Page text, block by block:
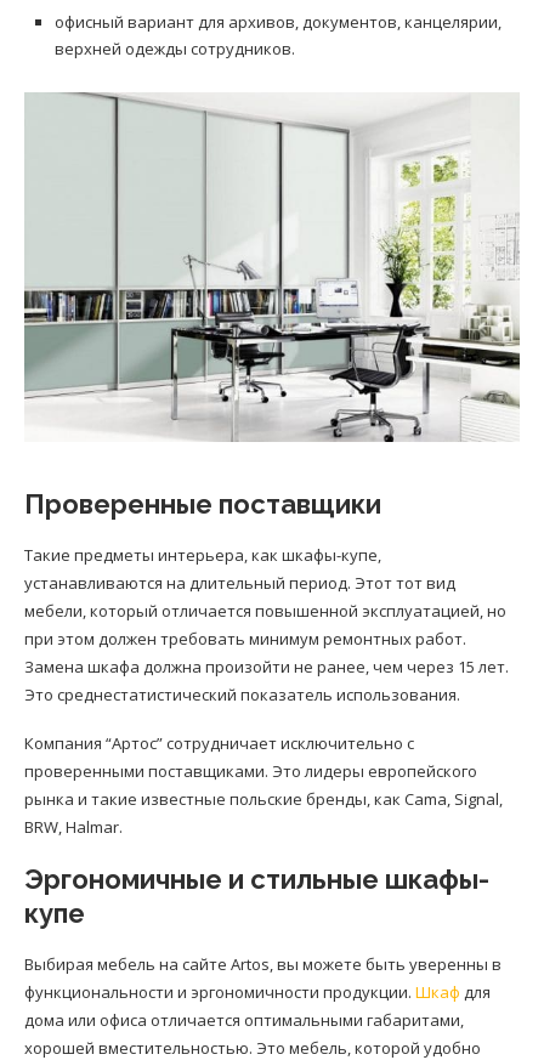
офисный вариант для архивов, документов, канцелярии,
верхней одежды сотрудников.
Проверенные поставщики
Такие предметы интерьера, как шкафы-купе,
устанавливаются на длительный период. Этот тот вид
мебели, который отличается повышенной эксплуатацией, но
при этом должен требовать минимум ремонтных работ.
Замена шкафа должна произойти не ранее, чем через 15 лет.
Это среднестатистический показатель использования.
Компания “Артос” сотрудничает исключительно с
проверенными поставщиками. Это лидеры европейского
рынка и такие известные польские бренды, как Cama, Signal,
BRW, Halmar.
Эргономичные и стильные шкафы-
купе
Выбирая мебель на сайте Artos, вы можете быть уверенны в
функциональности и эргономичности продукции. Шкаф для
дома или офиса отличается оптимальными габаритами,
хорошей вместительностью. Это мебель, которой удобно